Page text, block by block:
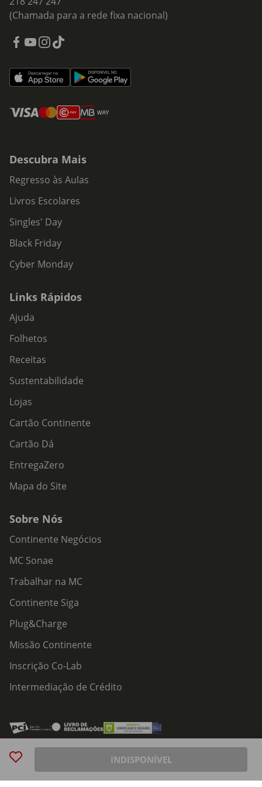
INDISPONÍVEL
(Chamada para a rede fixa nacional)
Descubra Mais
Regresso às Aulas
Livros Escolares
Singles' Day
Black Friday
Cyber Monday
Links Rápidos
Ajuda
Folhetos
Receitas
Sustentabilidade
Lojas
Cartão Continente
Cartão Dá
EntregaZero
Mapa do Site
Sobre Nós
Continente Negócios
MC Sonae
Trabalhar na MC
Continente Siga
Plug&Charge
Missão Continente
Inscrição Co-Lab
Intermediação de Crédito
Acessibilidade Política de CookiesCentro de Privacidade